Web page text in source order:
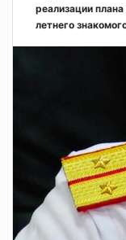
реализации
летнего